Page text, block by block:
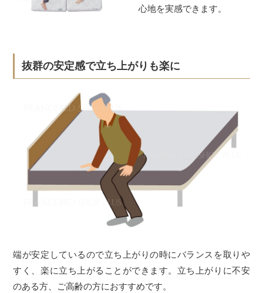
心地を実感できます。
抜群の安定感で立ち上がりも楽に
端が安定しているので立ち上がりの時にバランスを取りや
すく、楽に立ち上がることができます。立ち上がりに不安
のある方、ご高齢の方におすすめです。